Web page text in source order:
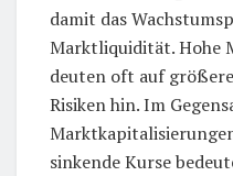
damit das
Marktliquidität. Hohe
deuten oft auf
Risiken hin. Im
sinkende Kurse